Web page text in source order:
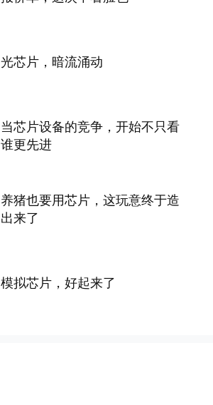
光芯片，暗流涌动
当芯片设备的竞争，开始不只看
谁更先进
养猪也要用芯片，这玩意终于造
出来了
模拟芯片，好起来了